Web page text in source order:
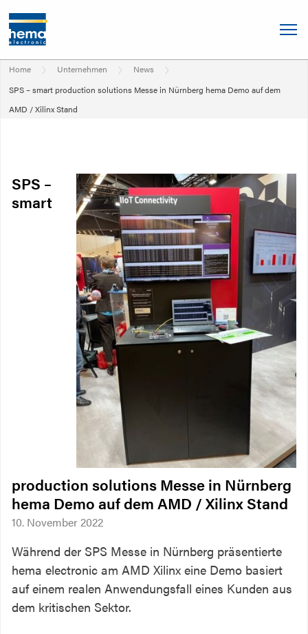
Home Unternehmen
News
SPS – smart production solutions Messe in Nürnberg hema Demo auf dem
AMD / Xilinx Stand
SPS –
smart
production solutions Messe in Nürnberg
hema Demo auf dem AMD / Xilinx Stand
10. November 2022
Während der SPS Messe in Nürnberg präsentierte
hema electronic am AMD Xilinx eine Demo basiert
auf einem realen Anwendungsfall eines Kunden aus
dem kritischen Sektor.